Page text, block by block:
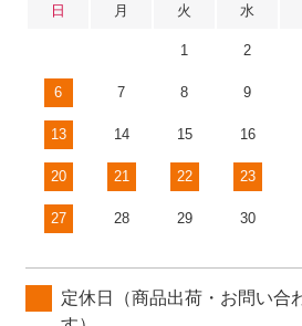
日 月 火 水
1 2
6 7 8 9
13 14 15 16
20 21 22 23
27 28 29 30
定休日（商品出荷・お問い合